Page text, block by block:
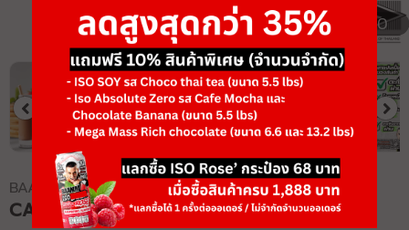
1/10
BAAM!!
CASEIN